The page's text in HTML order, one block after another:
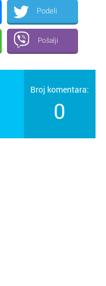
Podeli
Pošalji
Broj komentara:
0